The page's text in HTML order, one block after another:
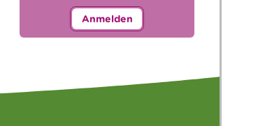
Anmelden